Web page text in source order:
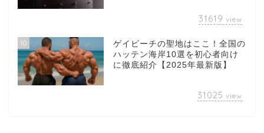
31619 view
10
ゲイビーチの聖地はここ！全国の
ハッテン海岸10選を初心者向け
に徹底紹介【2025年最新版】
31025 view